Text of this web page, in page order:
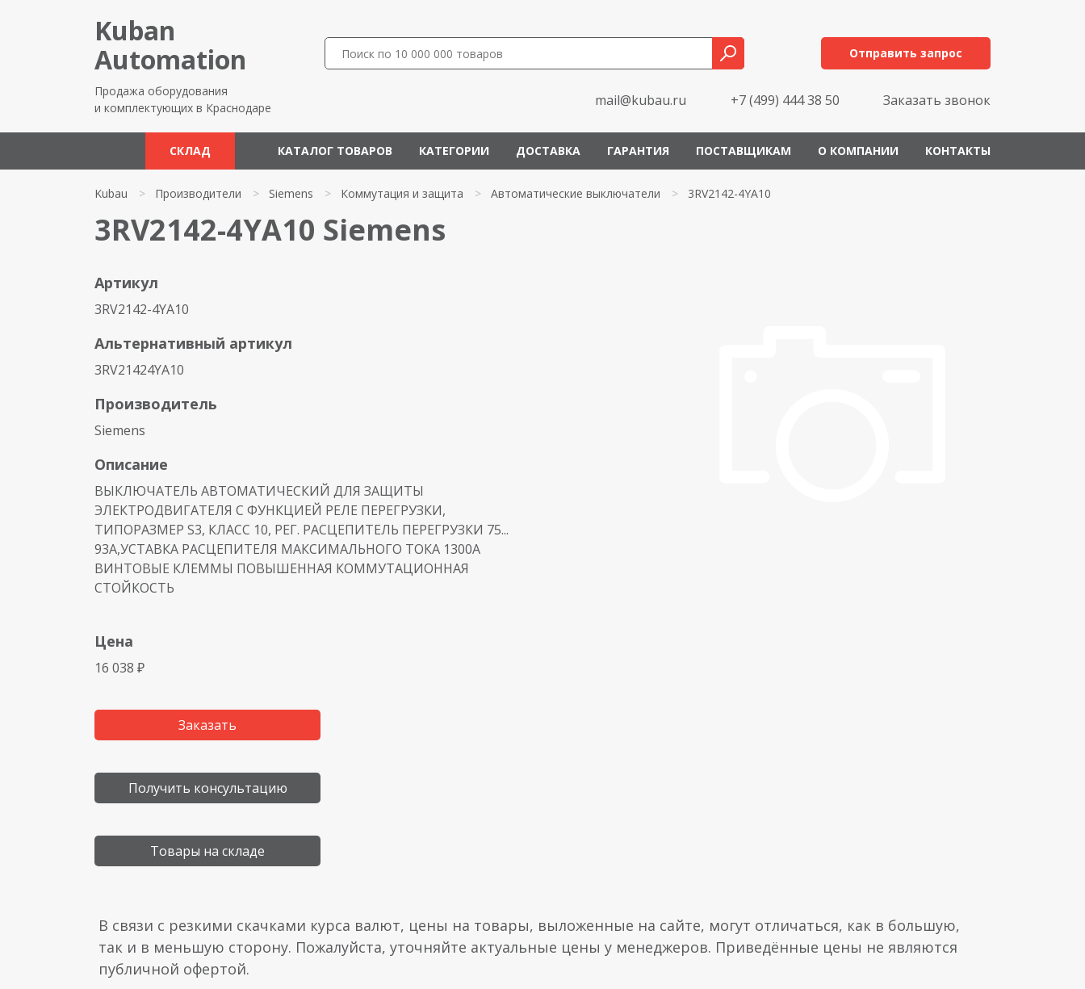
Kuban
Automation
Продажа оборудования
и комплектующих в Краснодаре
Отправить запрос
mail@kubau.ru +7 (499) 444 38 50 Заказать звонок
СКЛАД КАТАЛОГ ТОВАРОВ КАТЕГОРИИ ДОСТАВКА ГАРАНТИЯ ПОСТАВЩИКАМ О КОМПАНИИ КОНТАКТЫ
Kubau > Производители > Siemens > Коммутация и защита > Автоматические выключатели > 3RV2142-4YA10
3RV2142-4YA10 Siemens
Артикул
3RV2142-4YA10
Альтернативный артикул
3RV21424YA10
Производитель
Siemens
Описание
ВЫКЛЮЧАТЕЛЬ АВТОМАТИЧЕСКИЙ ДЛЯ ЗАЩИТЫ
ЭЛЕКТРОДВИГАТЕЛЯ С ФУНКЦИЕЙ РЕЛЕ ПЕРЕГРУЗКИ,
ТИПОРАЗМЕР S3, КЛАСС 10, РЕГ. РАСЦЕПИТЕЛЬ ПЕРЕГРУЗКИ 75...
93A,УСТАВКА РАСЦЕПИТЕЛЯ МАКСИМАЛЬНОГО ТОКА 1300A
ВИНТОВЫЕ КЛЕММЫ ПОВЫШЕННАЯ КОММУТАЦИОННАЯ
СТОЙКОСТЬ
Цена
16 038 ₽
Заказать
Получить консультацию
Товары на складе
В связи с резкими скачками курса валют, цены на товары, выложенные на сайте, могут отличаться, как в большую,
так и в меньшую сторону. Пожалуйста, уточняйте актуальные цены у менеджеров. Приведённые цены не являются
публичной офертой.